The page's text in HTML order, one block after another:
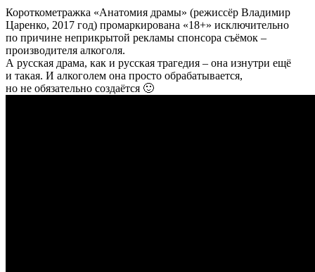
Короткометражка «Анатомия драмы» (режиссёр Владимир
Царенко, 2017 год) промаркирована «18+» исключительно
по причине неприкрытой рекламы спонсора съёмок –
производителя алкоголя.
А русская драма, как и русская трагедия – она изнутри ещё
и такая. И алкоголем она просто обрабатывается,
но не обязательно создаётся 🙂